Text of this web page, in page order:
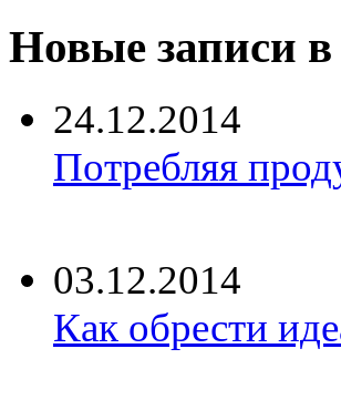
Новые записи в
24.12.2014
Потребляя
03.12.2014
Как обрести